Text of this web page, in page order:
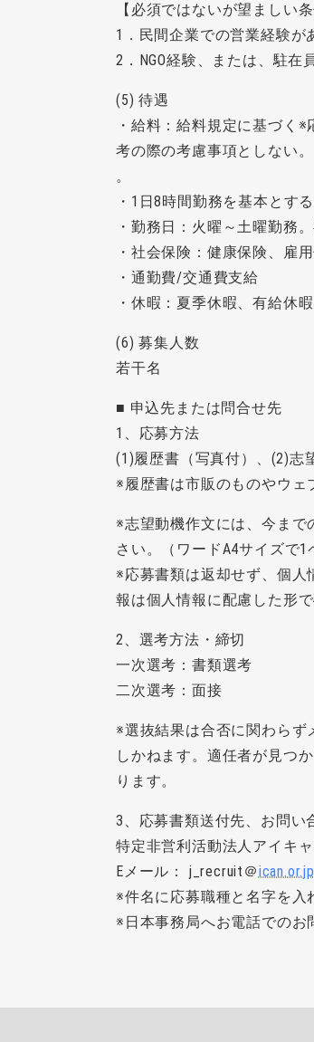
【必須ではないが望ましい条
1．民間企業での営業経験が
2．NGO経験、または、駐在
(5) 待遇
・給料：給料規定に基づく
考の際の考慮事項としない
。
・1日8時間勤務を基本とす
・勤務日：火曜～土曜勤務。
・社会保険：健康保険、雇
・通勤費/交通費支給
・休暇：夏季休暇、有給休暇
(6) 募集人数
若干名
■ 申込先または問合せ先
1、応募方法
(1)履歴書（写真付）、(2)志
※履歴書は市販のものやウェ
※志望動機作文には、今まで
さい。（ワードA4サイズで1
※応募書類は返却せず、個人
報は個人情報に配慮した形で
2、選考方法・締切
一次選考：書類選考
二次選考：面接
※選抜結果は合否に関わらず
しかねます。適任者が見つ
ります。
3、応募書類送付先、お問い
特定非営利活動法人アイキ
Eメール： j_recruit＠ican.or.jp
※件名に応募職種と名字を
※日本事務局へお電話でのお